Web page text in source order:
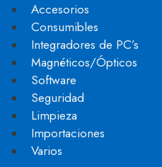
Accesorios
Consumibles
Integradores de PC’s
Magnéticos/Ópticos
Software
Seguridad
Limpieza
Importaciones
Varios